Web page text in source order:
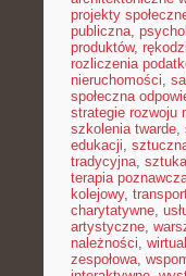
projekty
publiczna,
produktów,
rozliczenia
nieruchomości,
społeczna
strategie rozwoju
szkolenia twarde,
edukacji,
tradycyjna,
terapia
kolejowy,
charytatywne,
artystyczne,
należności,
zespołowa,